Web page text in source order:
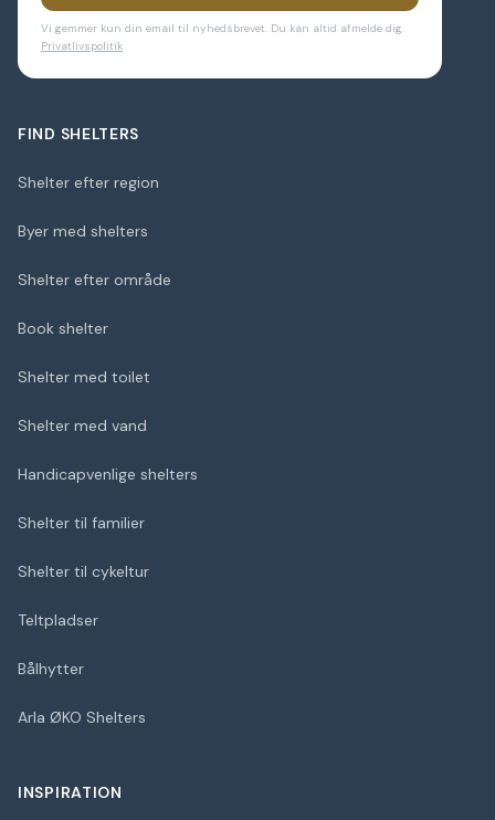
Vi gemmer kun din email til nyhedsbrevet. Du kan altid afmelde dig.
Privatlivspolitik
FIND SHELTERS
Shelter efter region
Byer med shelters
Shelter efter område
Book shelter
Shelter med toilet
Shelter med vand
Handicapvenlige shelters
Shelter til familier
Shelter til cykeltur
Teltpladser
Bålhytter
Arla ØKO Shelters
INSPIRATION